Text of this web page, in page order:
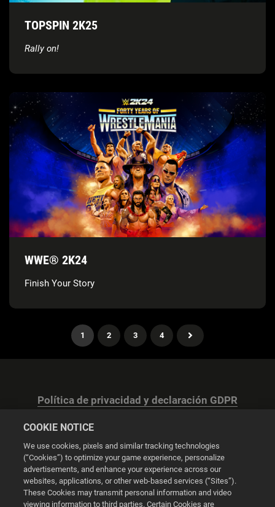
TOPSPIN 2K25
Rally on!
WWE® 2K24
Finish Your Story
1 2 3 4
Política de privacidad y declaración GDPR
Configuración de las cookies
COOKIE NOTICE
We use cookies, pixels and similar tracking technologies
(“Cookies”) to optimize your game experience, personalize
advertisements, and enhance your experience across our
websites, applications, or other web-based services (“Sites”).
These Cookies may transmit personal information and video
viewing information to third parties. Certain Cookies are